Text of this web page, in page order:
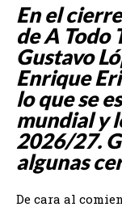
En el
de A Todo
Gustavo
Enrique
lo que se
mundial y
2026/27.
algunas
De cara al